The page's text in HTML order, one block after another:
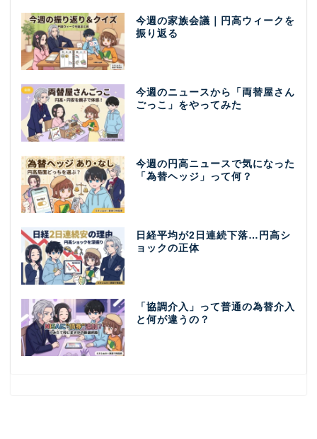
今週の家族会議｜円高ウィークを
振り返る
今週のニュースから「両替屋さん
ごっこ」をやってみた
今週の円高ニュースで気になった
「為替ヘッジ」って何？
日経平均が2日連続下落…円高シ
ョックの正体
「協調介入」って普通の為替介入
と何が違うの？